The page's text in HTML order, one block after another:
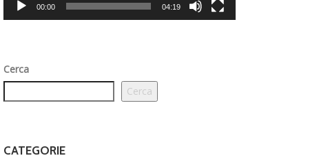
00:00 04:19
Cerca
Cerca
CATEGORIE